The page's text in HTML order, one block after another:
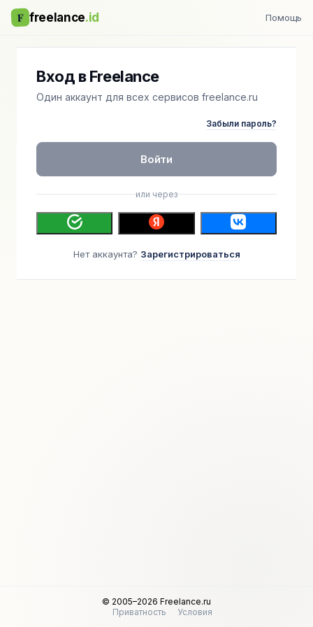
F freelance.id Помощь
Вход в Freelance
Один аккаунт для всех сервисов freelance.ru
Забыли пароль?
Войти
или через
Нет аккаунта? Зарегистрироваться
© 2005–2026 Freelance.ru
Приватность
Условия